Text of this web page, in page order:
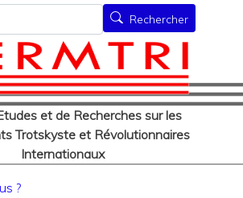
au
contenu
principal
du compte de
et de Recherches sur les
Trotskyste et Révolutionnaires
Internationaux
Rechercher
principale
?